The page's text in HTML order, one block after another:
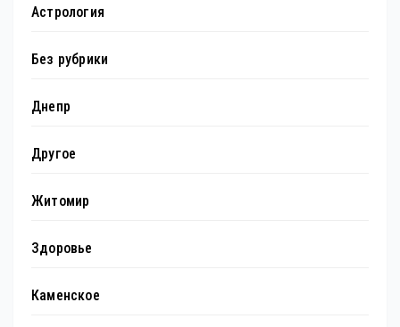
Астрология
Без рубрики
Днепр
Другое
Житомир
Здоровье
Каменское